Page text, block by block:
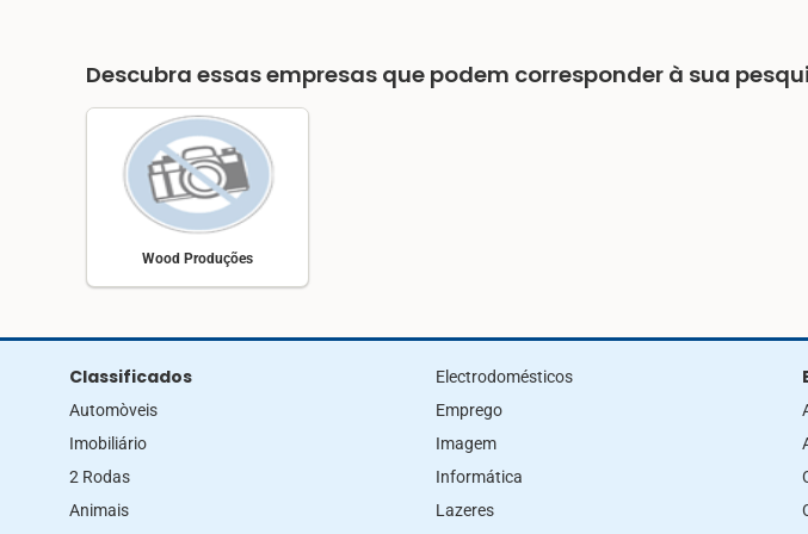
Descubra essas empresas que podem corresponder à sua
Wood Produções
Classificados
Automòveis
Imobiliário
2 Rodas
Animais
Electrodomésticos
Emprego
Imagem
Informática
Lazeres